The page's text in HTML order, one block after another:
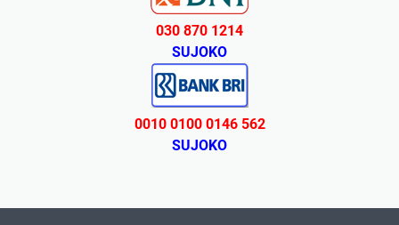
030 870 1214
SUJOKO
0010 0100 0146 562
SUJOKO